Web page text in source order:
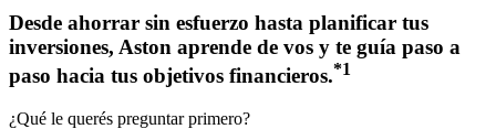
Desde ahorrar sin esfuerzo hasta planificar tus
inversiones, Aston aprende de vos y te guía paso a
paso hacia tus objetivos financieros.*1
¿Qué le querés preguntar primero?